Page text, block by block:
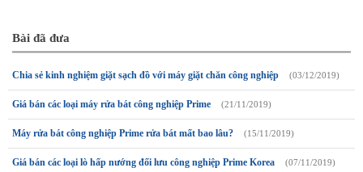
Bài đã đưa
Chia sẻ kinh nghiệm giặt sạch đồ với máy giặt chăn công nghiệp (03/12/2019)
Giá bán các loại máy rửa bát công nghiệp Prime (21/11/2019)
Máy rửa bát công nghiệp Prime rửa bát mất bao lâu? (15/11/2019)
Giá bán các loại lò hấp nướng đối lưu công nghiệp Prime Korea (07/11/2019)